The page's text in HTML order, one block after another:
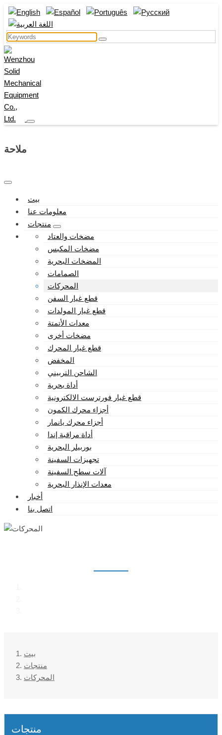
ملاحة
بيت
معلومات عنا
منتجات
مضخات والعتاد
مضخات المكبس
المضخات البحرية
الصمامات
المحركات
قطع غيار السفن
قطع غيار المولدات
معدات الأتمتة
مضخات أخرى
قطع غيار المحرك
المخفض
الشاحن التربيني
أداة بحرية
قطع غيار فورترست الالكترونية
أجزاء محرك الكمون
أجزاء محرك يانمار
أداة مراقبة إندا
بوربيلر البحرية
تجهيزات السفينة
آلات سطح السفينة
معدات الإنذار البحرية
أخبار
اتصل بنا
بيت
منتجات
المحركات
منتجات